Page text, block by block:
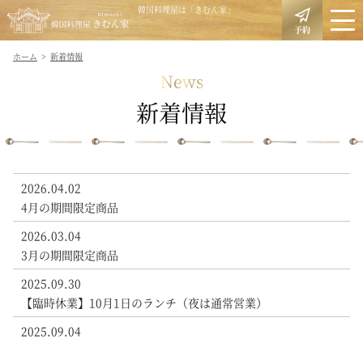
韓国料理屋は「きむん家」
予約
ホーム 新着情報
News
新着情報
2026.04.02
4月の期間限定商品
2026.03.04
3月の期間限定商品
2025.09.30
【臨時休業】10月1日のランチ（夜は通常営業）
2025.09.04